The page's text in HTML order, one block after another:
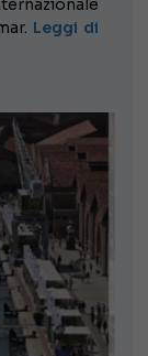
Leggi di